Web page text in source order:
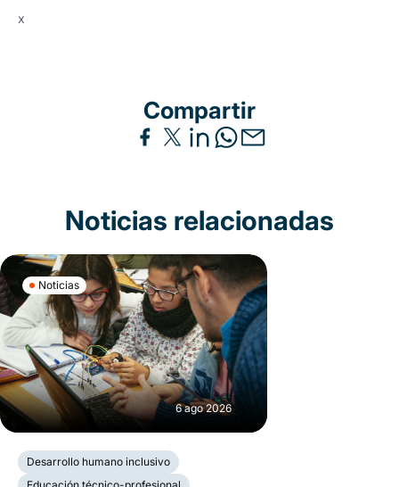
x
Compartir
Noticias relacionadas
Noticias
6 ago 2026
Desarrollo humano inclusivo